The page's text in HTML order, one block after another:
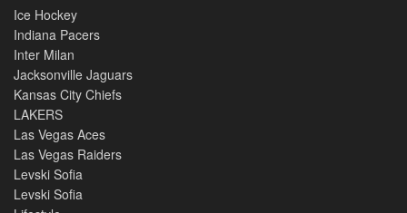
Ice Hockey
Indiana Pacers
Inter Milan
Jacksonville Jaguars
Kansas City Chiefs
LAKERS
Las Vegas Aces
Las Vegas Raiders
Levski Sofia
Levski Sofia